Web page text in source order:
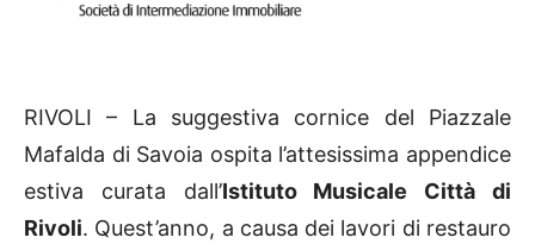
RIVOLI – La suggestiva cornice del Piazzale
Mafalda di Savoia ospita l’attesissima appendice
estiva curata dall’Istituto Musicale Città di
Rivoli. Quest’anno, a causa dei lavori di restauro